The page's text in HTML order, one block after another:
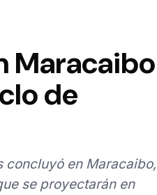
Maracaibo
de
concluyó en Maracaibo,
se proyectarán en